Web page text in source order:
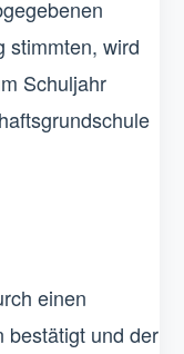
stimmten, wird
Schuljahr
einen
bestätigt und der